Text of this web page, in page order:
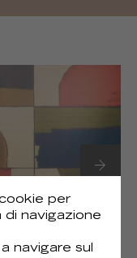
per
navigazione
navigare sul